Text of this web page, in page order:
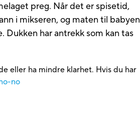
preg. Når det er spisetid,
i mikseren, og maten til babyen
Dukken har antrekk som kan tas
eller ha mindre klarhet. Hvis du har
no